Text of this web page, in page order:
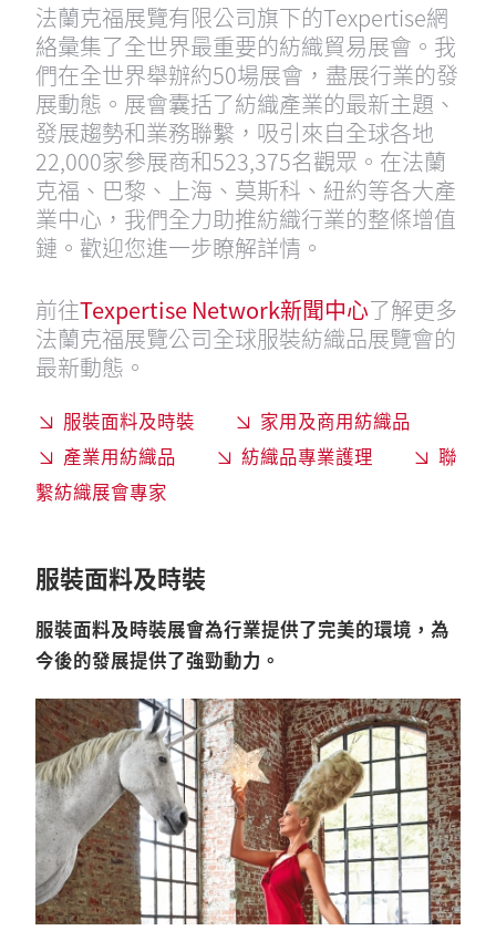
法蘭克福展覽有限公司旗下的Texpertise網
絡彙集了全世界最重要的紡織貿易展會。我
們在全世界舉辦約50場展會，盡展行業的發
展動態。展會囊括了紡織產業的最新主題、
發展趨勢和業務聯繫，吸引來自全球各地
22,000家參展商和523,375名觀眾。在法蘭
克福、巴黎、上海、莫斯科、紐約等各大產
業中心，我們全力助推紡織行業的整條增值
鏈。歡迎您進一步瞭解詳情。
前往Texpertise Network新聞中心了解更多
法蘭克福展覽公司全球服裝紡織品展覽會的
最新動態。
服裝面料及時裝
家用及商用紡織品
產業用紡織品
紡織品專業護理
聯
繫紡織展會專家
服裝面料及時裝
服裝面料及時裝展會為行業提供了完美的環境，為
今後的發展提供了強勁動力。